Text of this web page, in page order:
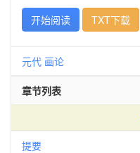
开始阅读
TXT下载
元代 画论
章节列表
提要